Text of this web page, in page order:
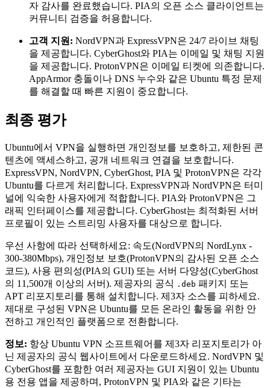
자 감사를 완료했습니다. PIA의 오픈 소스 클라이언트는
커뮤니티 검증을 허용합니다.
고객 지원: NordVPN과 ExpressVPN은 24/7 라이브 채팅
을 제공합니다. CyberGhost와 PIA는 이메일 및 채팅 지원
을 제공합니다. ProtonVPN은 이메일 티켓에 의존합니다.
AppArmor 충돌이나 DNS 누수와 같은 Ubuntu 특정 문제
를 해결할 때 빠른 지원이 중요합니다.
최종 평가
Ubuntu에서 VPN을 실행하면 개인정보를 보호하고, 제한된 콘
텐츠에 액세스하고, 공개 네트워크 연결을 보호합니다.
ExpressVPN, NordVPN, CyberGhost, PIA 및 ProtonVPN은 각각
Ubuntu를 다르게 처리합니다. ExpressVPN과 NordVPN은 터미
널에 익숙한 사용자에게 적합합니다. PIA와 ProtonVPN은 그
래픽 인터페이스를 제공합니다. CyberGhost는 최적화된 서버
프로필이 있는 스트리밍 사용자를 대상으로 합니다.
우선 사항에 따라 선택하세요: 속도(NordVPN의 NordLynx -
300-380Mbps), 개인정보 보호(ProtonVPN의 감사된 오픈 소스
코드), 사용 편의성(PIA의 GUI) 또는 서버 다양성(CyberGhost
의 11,500개 이상의 서버). 제공자의 공식 .deb 패키지 또는
APT 리포지토리를 통해 설치합니다. 제3자 소스를 피하세요.
제대로 구성된 VPN은 Ubuntu를 모든 온라인 활동을 위한 안
전하고 개인적인 플랫폼으로 전환합니다.
정보: 항상 Ubuntu VPN 소프트웨어를 제3자 리포지토리가 아
닌 제공자의 공식 웹사이트에서 다운로드하세요. NordVPN 및
CyberGhost를 포함한 여러 제공자는 GUI 지원이 있는 Ubuntu
용 전용 앱을 제공하며, ProtonVPN 및 PIA와 같은 기타는